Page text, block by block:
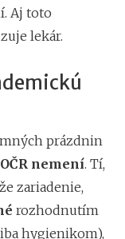
Aj toto
lekár.
prázdnin
nemení. Tí,
zariadenie,
rozhodnutím
hygienikom),